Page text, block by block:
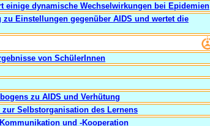
einige dynamische Wechselwirkungen bei Epidemien
zu Einstellungen gegenüber AIDS und wertet die
von SchülerInnen
zu AIDS und Verhütung
Selbstorganisation des Lernens
und -Kooperation